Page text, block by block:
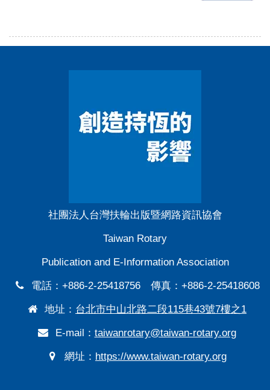
社團法人台灣扶輪出版暨網路資訊協會
Taiwan Rotary
Publication and E-Information Association
電話：+886-2-25418756 傳真：+886-2-25418608
地址： 台北市中山北路二段115巷43號7樓之1
E-mail： taiwanrotary@taiwan-rotary.org
網址： https://www.taiwan-rotary.org